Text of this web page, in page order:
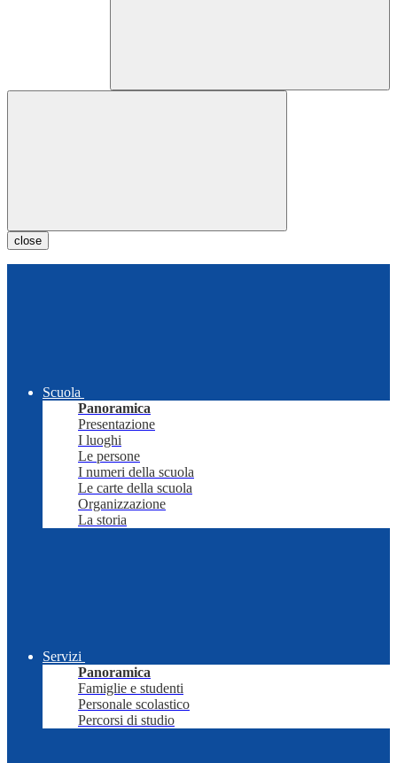
close
Scuola
Panoramica
Presentazione
I luoghi
Le persone
I numeri della scuola
Le carte della scuola
Organizzazione
La storia
Servizi
Panoramica
Famiglie e studenti
Personale scolastico
Percorsi di studio